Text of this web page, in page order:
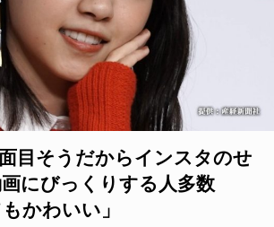
目そうだからインスタのせ
にびっくりする人多数
かわいい」